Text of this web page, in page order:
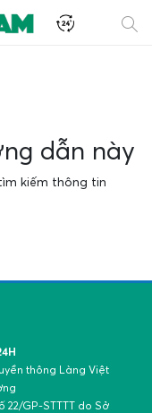
dẫn này
kiếm thông tin
thông Làng Việt
GP-STTTT do Sở